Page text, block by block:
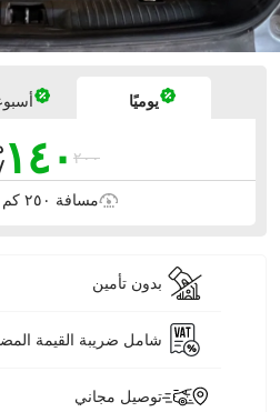
يوميًا
٢٠٠ ١٤٠
مسافة ٢٥٠ كم مشمولة
بدون تأمين
شامل ضريبة القيمة
توصيل مجاني